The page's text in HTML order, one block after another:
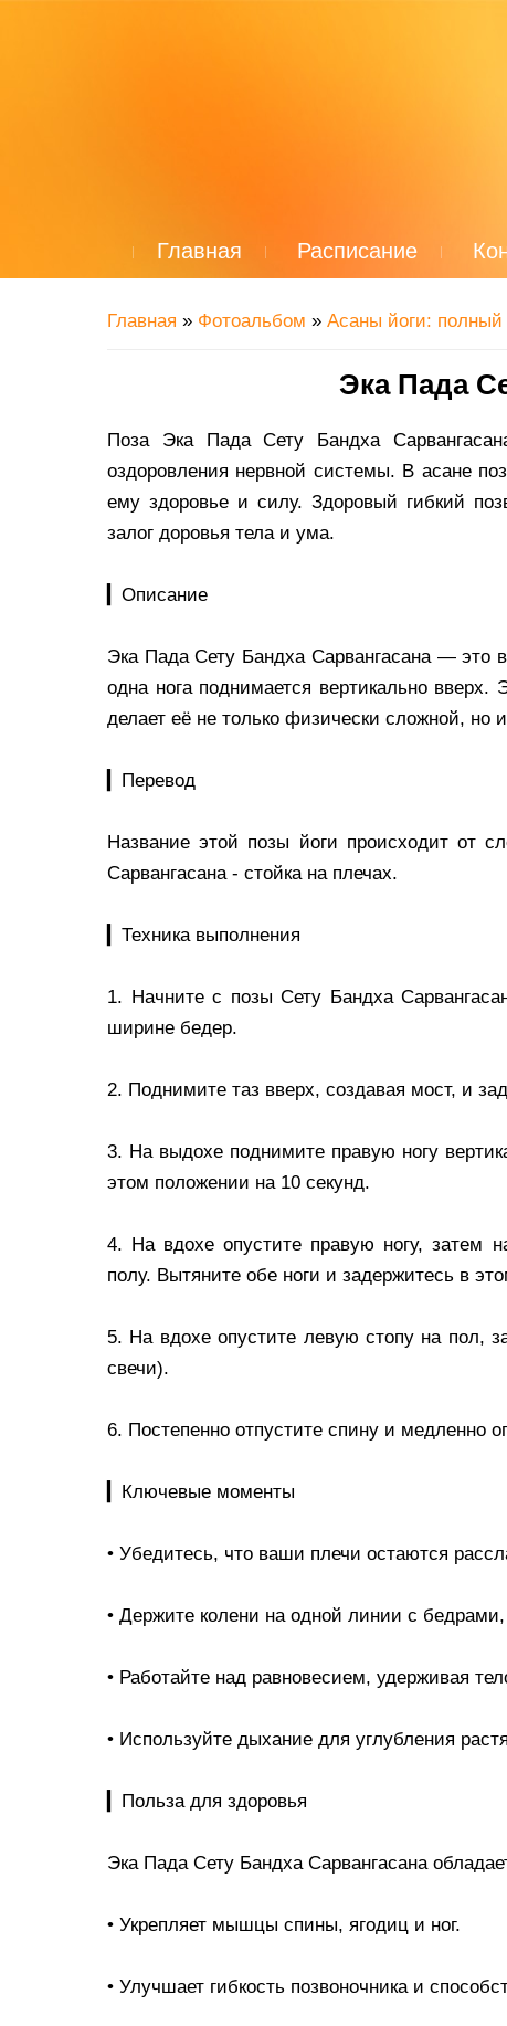
Главная Расписание
Главная » Фотоальбом » Асаны йоги: полный
Эка Пада
Поза Эка Пада Сету Бандха
оздоровления нервной системы. В асане
ему здоровье и силу. Здоровый гибкий
залог доровья тела и ума.
▎Описание
Эка Пада Сету Бандха Сарвангасана — это
одна нога поднимается вертикально
делает её не только физически сложной, но
▎Перевод
Название этой позы йоги происходит от
Сарвангасана - стойка на плечах.
▎Техника выполнения
1. Начните с позы Сету Бандха
ширине бедер.
2. Поднимите таз вверх, создавая мост, и
3. На выдохе поднимите правую ногу
этом положении на 10 секунд.
4. На вдохе опустите правую ногу, затем
полу. Вытяните обе ноги и задержитесь в
5. На вдохе опустите левую стопу на пол,
свечи).
6. Постепенно отпустите спину и медленно
▎Ключевые моменты
• Убедитесь, что ваши плечи остаются
• Держите колени на одной линии с
• Работайте над равновесием, удерживая
• Используйте дыхание для углубления
▎Польза для здоровья
Эка Пада Сету Бандха Сарвангасана
• Укрепляет мышцы спины, ягодиц и ног.
• Улучшает гибкость позвоночника и